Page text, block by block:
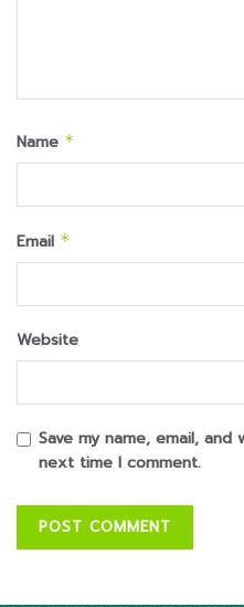
Name *
Email *
Website
Save my name, email,
next time I comment.